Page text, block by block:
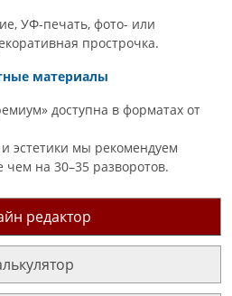
УФ-печать, фото- или
прострочка.
материалы
доступна в форматах от
эстетики мы рекомендуем
чем на 30–35 разворотов.
редактор